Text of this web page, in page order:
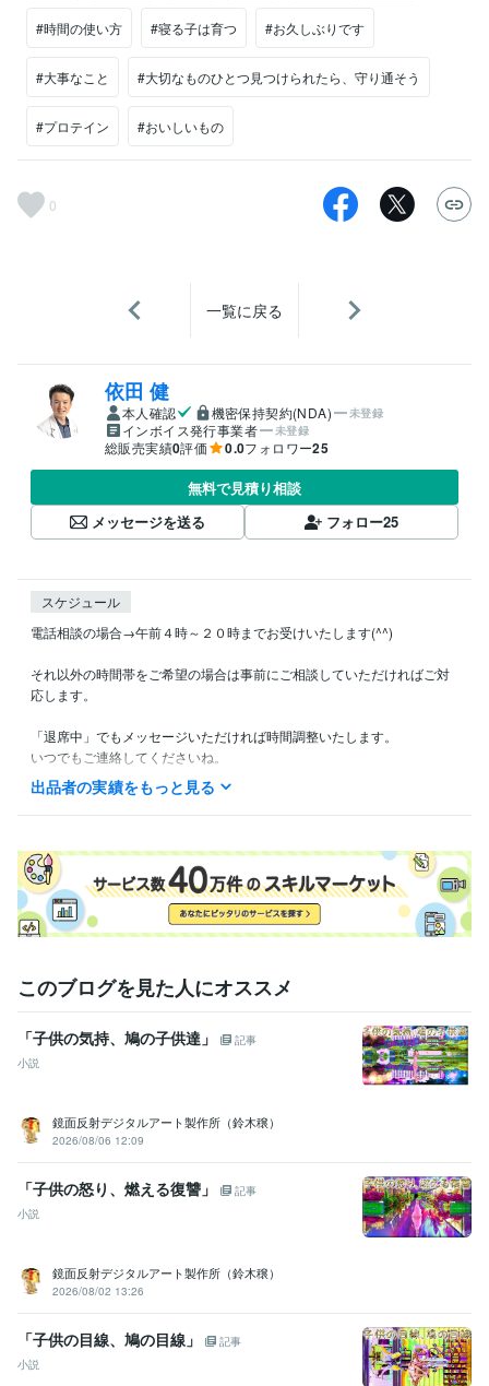
#時間の使い方 #寝る子は育つ #お久しぶりです
#大事なこと #大切なものひとつ見つけられたら、守り通そう
#プロテイン #おいしいもの
0
一覧に戻る
依田 健
本人確認 機密保持契約(NDA) 未登録
インボイス発行事業者 未登録
総販売実績0評価 0.0フォロワー25
無料で見積り相談
メッセージを送る
フォロー25
スケジュール
電話相談の場合→午前４時～２０時までお受けいたします(^^)
それ以外の時間帯をご希望の場合は事前にご相談していただければご対
応します。
「退席中」でもメッセージいただければ時間調整いたします。
いつでもご連絡してくださいね。
資格・検定
悩み相談・カウンセリング
人間関係の悩みを聞いて問題解決に近づ
ける
仕事、家族、恋人
出品者の実績をもっと見る
このブログを見た人にオススメ
「子供の気持、鳩の子供達」
記事
小説
鏡面反射デジタルアート製作所（鈴木穣）
2026/08/06 12:09
「子供の怒り、燃える復讐」
記事
小説
鏡面反射デジタルアート製作所（鈴木穣）
2026/08/02 13:26
「子供の目線、鳩の目線」
記事
小説